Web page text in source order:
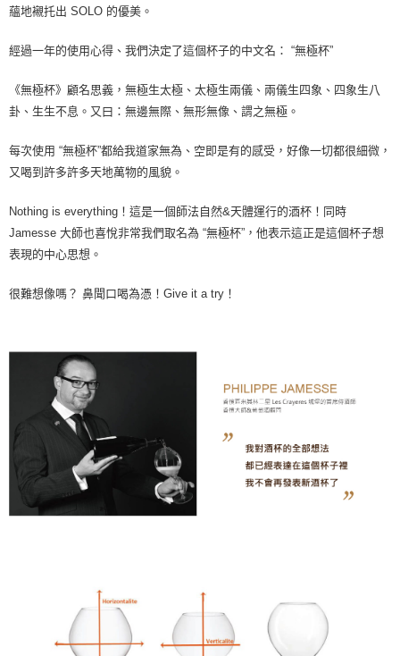
後付繳納相關費用。
客戶支援中心」https://netprotections.freshdesk.com/support/home
【注意事項】
１．透過由恩沛科技股份有限公司提供之「AFTEE先享後付」服務完成之交
２．關於個人資料處理事宜，請瀏覽以下網址：
https://aftee.tw/terms/#terms3
任。
４．使用「AFTEE先享後付」時，將依據個別帳號之用戶狀況，依本公司即
時審查核予不同之上限額度；若仍有額度不足之情形，本公司將視審查結果
恩沛科技股份有限公司將有權停止該用戶之使用額度並採取法律行動。
蘊地襯托出 SOLO 的優美。
經過一年的使用心得、我們決定了這個杯子的中文名： “無極杯”
《無極杯》顧名思義，無極生太極、太極生兩儀、兩儀生四象、四象生八
卦、生生不息。又曰：無邊無際、無形無像、謂之無極。
每次使用 “無極杯”都給我道家無為、空即是有的感受，好像一切都很細微，
又喝到許多許多天地萬物的風貌。
Nothing is everything！這是一個師法自然&天體運行的酒杯！同時
Jamesse 大師也喜悅非常我們取名為 “無極杯”，他表示這正是這個杯子想
表現的中心思想。
很難想像嗎？ 鼻聞口喝為憑！Give it a try！